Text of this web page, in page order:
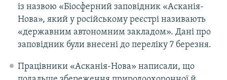
із назвою «Біосферний заповідник «Асканія-
Нова», який у російському реєстрі називають
«державним автономним закладом». Дані про
заповідник були внесені до переліку 7 березня.
Працівники «Асканія-Нова» написали, що